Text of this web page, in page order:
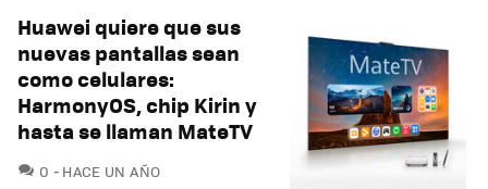
Huawei quiere que sus
nuevas pantallas sean
como celulares:
HarmonyOS, chip Kirin y
hasta se llaman MateTV
0 COMENTARIOS
HACE UN AÑO